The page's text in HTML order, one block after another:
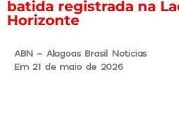
batida registrada na
Horizonte
ABN - Alagoas Brasil Noticias
Em 21 de maio de 2026